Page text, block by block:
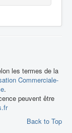
les termes de la
Commerciale-
.
peuvent être
Back to Top